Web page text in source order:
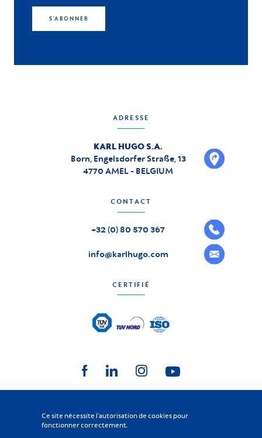
S'ABONNER
ADRESSE
KARL HUGO S.A.
Born, Engelsdorfer Straße, 13
4770 AMEL - BELGIUM
CONTACT
+32 (0) 80 570 367
info@karlhugo.com
CERTIFIÉ
KARL HUGO©2026
Ce site nécessite l'autorisation de cookies pour
fonctionner correctement.